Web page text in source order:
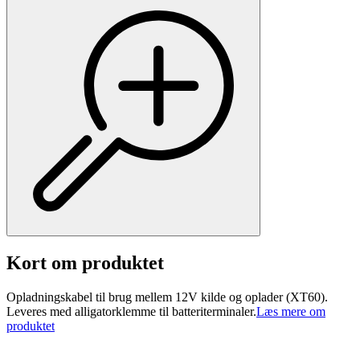
Kort om produktet
Opladningskabel til brug mellem 12V kilde og oplader (XT60).
Leveres med alligatorklemme til batteriterminaler.Læs mere om
produktet